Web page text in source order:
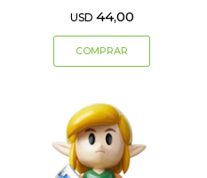
USD 44,00